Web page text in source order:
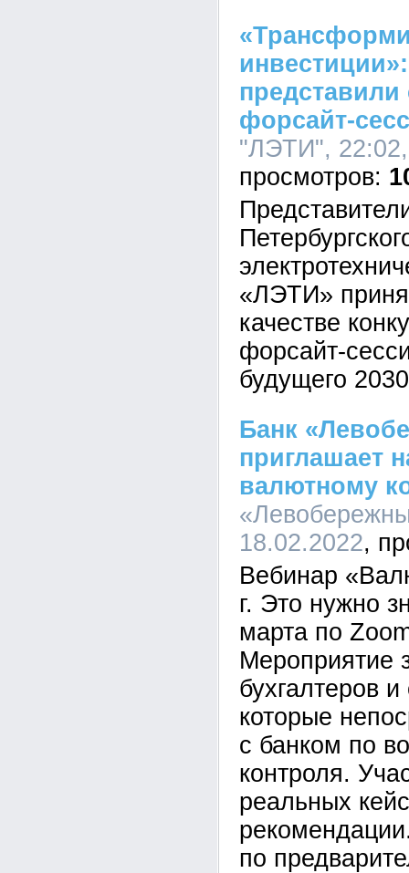
форсайт-
"ЛЭТИ",
«ЛЭТИ»
качестве
форсайт-
будущего
Банк
приглашает
валютному
18.02.2022
Вебинар
г. Это нужно
марта по
Мероприятие
бухгалтеров
которые
с банком по
контроля.
реальных
по